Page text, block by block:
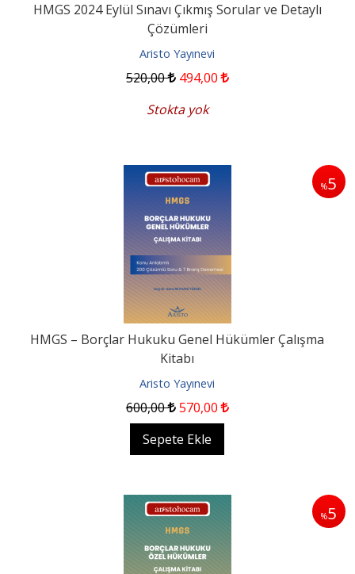
HMGS 2024 Eylül Sınavı Çıkmış Sorular ve Detaylı
Çözümleri
Aristo Yayınevi
520,00 494,00
Stokta yok
%5
HMGS – Borçlar Hukuku Genel Hükümler Çalışma
Kitabı
Aristo Yayınevi
600,00 570,00
Sepete Ekle
%5